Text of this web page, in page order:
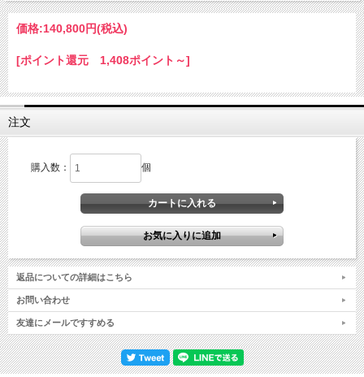
価格:140,800円(税込)
[ポイント還元 1,408ポイント～]
注文
購入数： 個
返品についての詳細はこちら
お問い合わせ
友達にメールですすめる